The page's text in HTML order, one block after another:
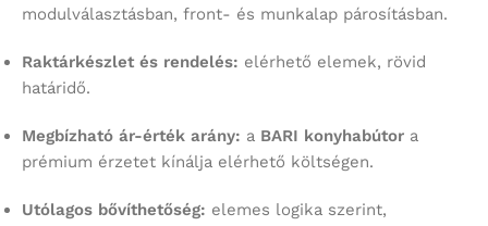
modulválasztásban, front- és munkalap párosításban.
Raktárkészlet és rendelés: elérhető elemek, rövid
határidő.
Megbízható ár-érték arány: a BARI konyhabútor a
prémium érzetet kínálja elérhető költségen.
Utólagos bővíthetőség: elemes logika szerint,